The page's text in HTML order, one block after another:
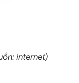
internet)